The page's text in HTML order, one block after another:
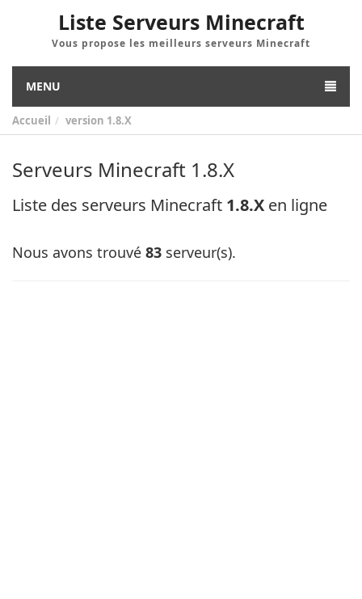
Liste Serveurs Minecraft
Vous propose les meilleurs serveurs Minecraft
MENU
Accueil version 1.8.X
Serveurs Minecraft 1.8.X
Liste des serveurs Minecraft 1.8.X en ligne
Nous avons trouvé 83 serveur(s).